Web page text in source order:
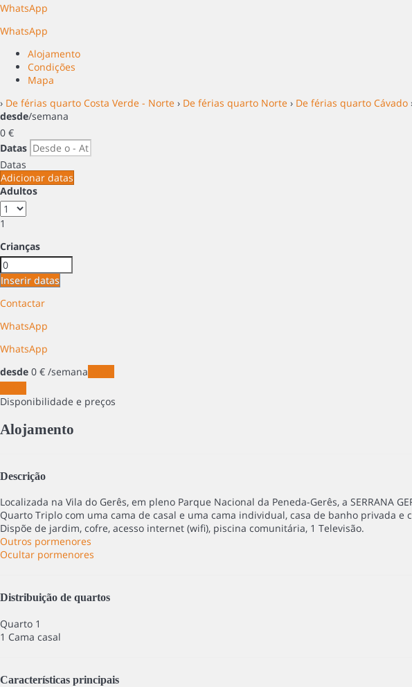
WhatsApp
WhatsApp
Alojamento
Condições
Mapa
› De férias quarto Costa Verde - Norte › De férias quarto Norte › De férias quarto Cávado
desde/semana
0 €
Datas
Datas
Adicionar datas
Adultos
1
Crianças
Inserir datas
Contactar
WhatsApp
WhatsApp
desde 0 € /semana
Disponibilidade e preços
Alojamento
Descrição
Localizada na Vila do Gerês, em pleno Parque Nacional da Peneda-Gerês, a SERRANA
Quarto Triplo com uma cama de casal e uma cama individual, casa de banho privada e
Dispõe de jardim, cofre, acesso internet (wifi), piscina comunitária, 1 Televisão.
Outros pormenores
Ocultar pormenores
Distribuição de quartos
Quarto 1
1 Cama casal
Características principais